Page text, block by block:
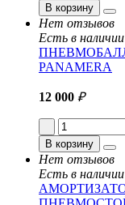
В корзину
Нет отзывов
Есть в наличии
PANAMERA
12 000 ₽
В корзину
Нет отзывов
Есть в наличии